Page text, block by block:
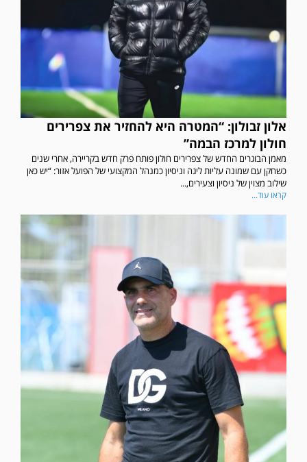
אלון זבולון: “המטרה היא להחזיר את צפרירים
חולון למרכז הבמה”
מאמן הבוגרים החדש של צפרירים חולון פותח פרק חדש בקריירה, אחרי שנים
כשחקן עם שמונה עליות ליגה וניסיון כמנהל המקצועי של הפועל אזור: “יש כאן
שילוב מצוין של ניסיון וצעירים,...
קראו עוד...